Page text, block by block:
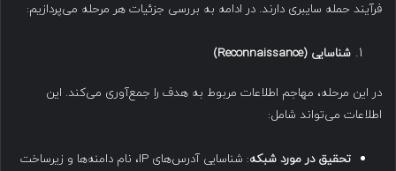
فرآیند حمله سایبری دارند. در ادامه به بررسی جزئیات هر مرحله می‌پردازیم:
شناسایی (Reconnaissance)
در این مرحله، مهاجم اطلاعات مربوط به هدف را جمع‌آوری می‌کند. این
اطلاعات می‌تواند شامل:
تحقیق در مورد شبکه
: شناسایی آدرس‌های IP، نام دامنه‌ها و زیرساخت